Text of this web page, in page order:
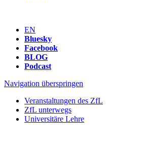
EN
Bluesky
Facebook
BLOG
Podcast
Navigation überspringen
Veranstaltungen des ZfL
ZfL unterwegs
Universitäre Lehre